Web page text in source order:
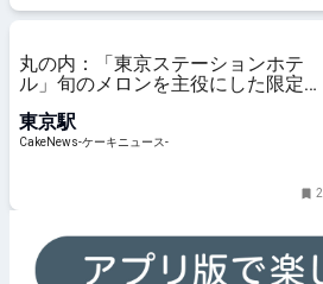
丸の内：「東京ステーションホテ
ル」旬のメロンを主役にした限定ス
ヵ月展開
東京駅
CakeNews-ケーキニュース-
2